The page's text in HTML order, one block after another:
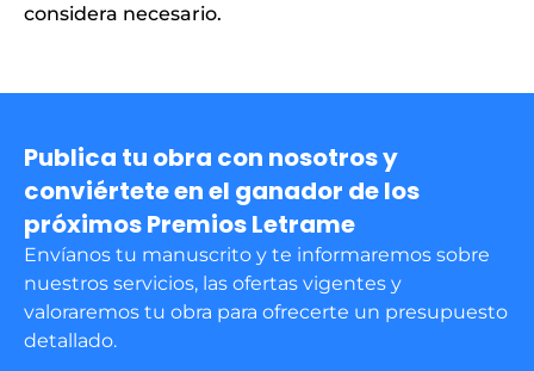
considera necesario.
Publica tu obra con nosotros y
conviértete en el ganador de los
próximos Premios Letrame
Envíanos tu manuscrito y te informaremos sobre
nuestros servicios, las ofertas vigentes y
valoraremos tu obra para ofrecerte un presupuesto
detallado.